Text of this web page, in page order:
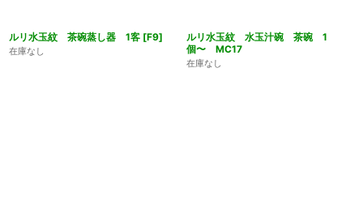
ルリ水玉紋 茶碗蒸し器 1客 [F9]
在庫なし
ルリ水玉紋 水玉汁碗 茶碗 1
個〜 MC17
在庫なし